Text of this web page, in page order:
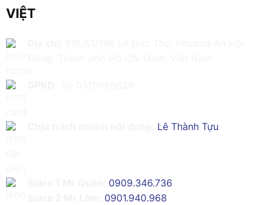
VIỆT
Lê Thành Tựu
0909.346.736
0901.940.968